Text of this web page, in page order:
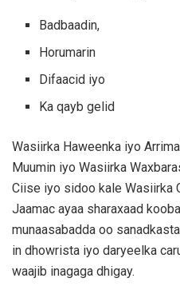
Badbaadin,
Horumarin
Difaacid iyo
Ka qayb gelid
Wasiirka Haweenka iyo
Muumin iyo Wasiirka
Ciise iyo sidoo kale Wasiirka
Jaamac ayaa sharaxaad
munaasabadda oo
in dhowrista iyo daryeelka
waajib inagaga dhigay.